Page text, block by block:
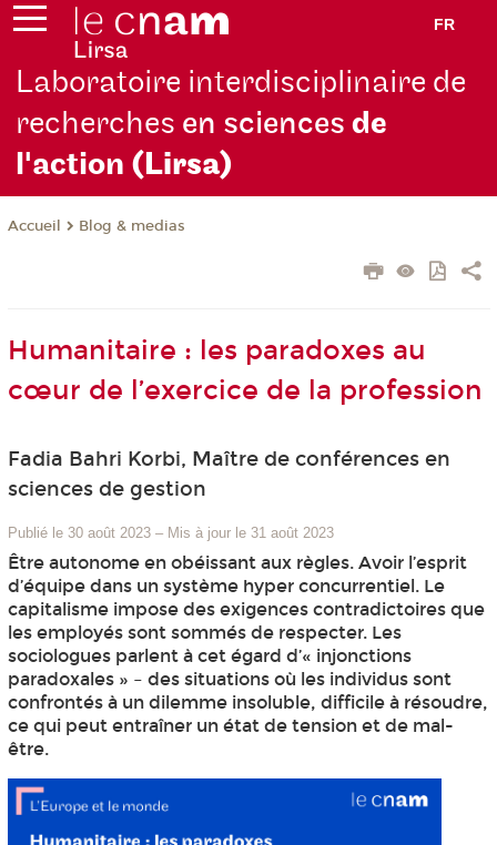
FR
Laboratoire interdisciplinaire de
recherches en sciencesde
l'action (Lirsa)
Accueil Blog & medias
Humanitaire : les paradoxes au
cœur de l’exercice de la profession
Fadia Bahri Korbi, Maître de conférences en
sciences de gestion
Publié le 30 août 2023 – Mis à jour le 31 août 2023
Être autonome en obéissant aux règles. Avoir l’esprit
d’équipe dans un système hyper concurrentiel. Le
capitalisme impose des exigences contradictoires que
les employés sont sommés de respecter. Les
sociologues parlent à cet égard d’« injonctions
paradoxales » – des situations où les individus sont
confrontés à un dilemme insoluble, difficile à résoudre,
ce qui peut entraîner un état de tension et de mal-
être.